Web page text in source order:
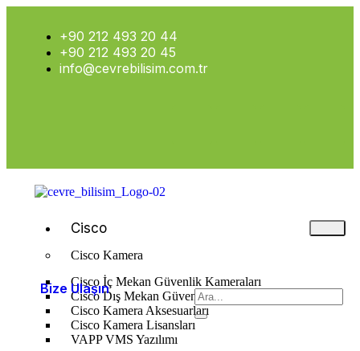
+90 212 493 20 44
+90 212 493 20 45
info@cevrebilisim.com.tr
Cisco
Cisco Kamera
Cisco İç Mekan Güvenlik Kameraları
Cisco Dış Mekan Güvenlik Kameraları
Cisco Kamera Aksesuarları
Cisco Kamera Lisansları
VAPP VMS Yazılımı
Bize Ulaşın